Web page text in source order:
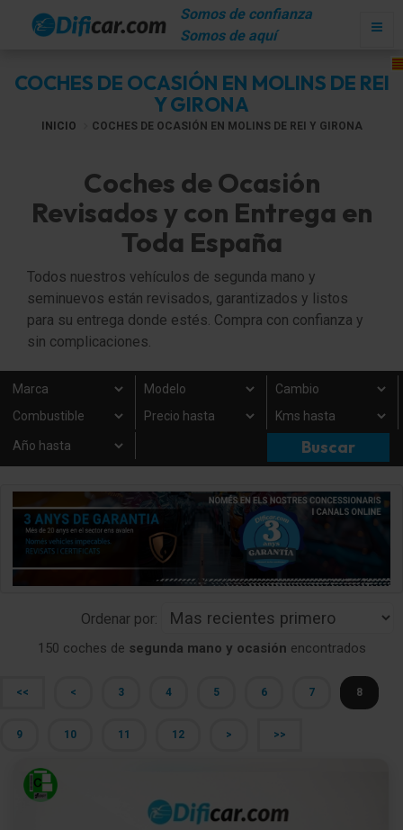
Somos de confianza
Somos de aquí
COCHES DE OCASIÓN EN MOLINS DE REI
Y GIRONA
INICIO COCHES DE OCASIÓN EN MOLINS DE REI Y GIRONA
Coches de Ocasión
Revisados y con Entrega en
Toda España
Todos nuestros vehículos de segunda mano y
seminuevos están revisados, garantizados y listos
para su entrega donde estés. Compra con confianza y
sin complicaciones.
Ordenar por:
150 coches de segunda mano y ocasión encontrados
<< < 3 4 5 6 7 8
9 10 11 12 > >>